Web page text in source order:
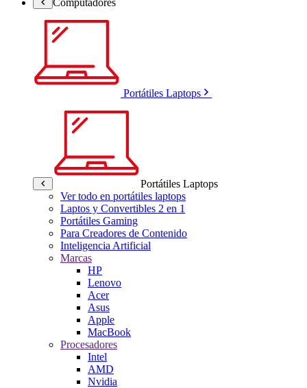
Portátiles Laptops
Portátiles Laptops
Ver todo en portátiles laptops
Laptos y Convertibles 2 en 1
Portátiles Gaming
Para Creadores de Contenido
Inteligencia Artificial
Marcas
HP
Lenovo
Acer
Asus
Apple
MacBook
Procesadores
Intel
AMD
Nvidia